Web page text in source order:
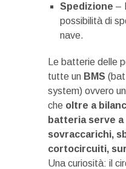
Spedizione –
possibilità di
nave.
Le batterie delle
tutte un BMS
system) ovvero
che oltre a
batteria serve
sovraccarichi,
cortocircuiti,
Una curiosità: il